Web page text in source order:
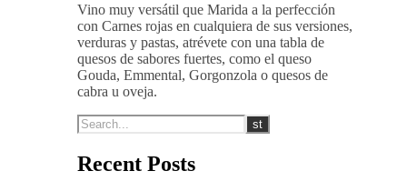
Vino muy versátil que Marida a la perfección
con Carnes rojas en cualquiera de sus versiones,
verduras y pastas, atrévete con una tabla de
quesos de sabores fuertes, como el queso
Gouda, Emmental, Gorgonzola o quesos de
cabra u oveja.
Recent Posts